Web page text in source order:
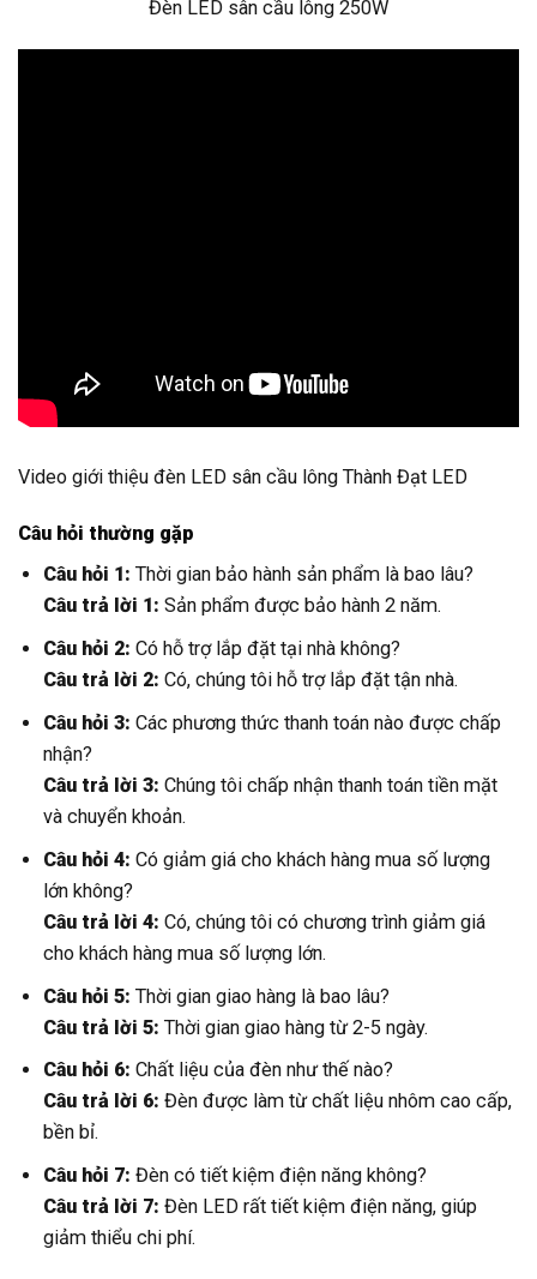
Đèn LED sân cầu lông 250W
Video giới thiệu đèn LED sân cầu lông Thành Đạt LED
Câu hỏi thường gặp
Câu hỏi 1: Thời gian bảo hành sản phẩm là bao lâu?
Câu trả lời 1: Sản phẩm được bảo hành 2 năm.
Câu hỏi 2: Có hỗ trợ lắp đặt tại nhà không?
Câu trả lời 2: Có, chúng tôi hỗ trợ lắp đặt tận nhà.
Câu hỏi 3: Các phương thức thanh toán nào được chấp
nhận?
Câu trả lời 3: Chúng tôi chấp nhận thanh toán tiền mặt
và chuyển khoản.
Câu hỏi 4: Có giảm giá cho khách hàng mua số lượng
lớn không?
Câu trả lời 4: Có, chúng tôi có chương trình giảm giá
cho khách hàng mua số lượng lớn.
Câu hỏi 5: Thời gian giao hàng là bao lâu?
Câu trả lời 5: Thời gian giao hàng từ 2-5 ngày.
Câu hỏi 6: Chất liệu của đèn như thế nào?
Câu trả lời 6: Đèn được làm từ chất liệu nhôm cao cấp,
bền bỉ.
Câu hỏi 7: Đèn có tiết kiệm điện năng không?
Câu trả lời 7: Đèn LED rất tiết kiệm điện năng, giúp
giảm thiểu chi phí.